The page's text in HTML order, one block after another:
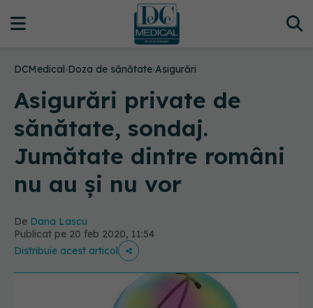
DCMedical›Doza de sănătate›Asigurări
Asigurări private de
sănătate, sondaj.
Jumătate dintre români
nu au și nu vor
De Dana Lascu
Publicat pe 20 feb 2020, 11:54
Distribuie acest articol